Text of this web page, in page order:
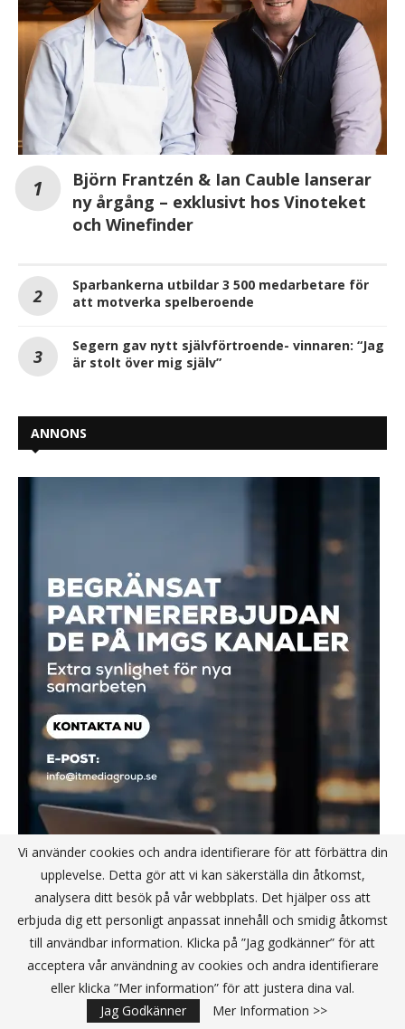
Björn Frantzén & Ian Cauble lanserar
ny årgång – exklusivt hos Vinoteket
och Winefinder
Sparbankerna utbildar 3 500 medarbetare för
att motverka spelberoende
Segern gav nytt självförtroende- vinnaren: “Jag
är stolt över mig själv”
ANNONS
Vi använder cookies och andra identifierare för att förbättra din
upplevelse. Detta gör att vi kan säkerställa din åtkomst,
analysera ditt besök på vår webbplats. Det hjälper oss att
erbjuda dig ett personligt anpassat innehåll och smidig åtkomst
till användbar information. Klicka på ”Jag godkänner” för att
acceptera vår användning av cookies och andra identifierare
eller klicka ”Mer information” för att justera dina val.
Jag Godkänner
Mer Information >>